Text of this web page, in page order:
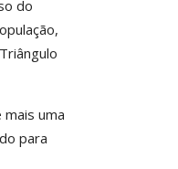
do
uma
para